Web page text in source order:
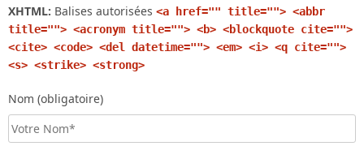
XHTML: Balises autorisées <a href="" title=""> <abbr
title=""> <acronym title=""> <b> <blockquote cite="">
<cite> <code> <del datetime=""> <em> <i> <q cite="">
<s> <strike> <strong>
Nom (obligatoire)